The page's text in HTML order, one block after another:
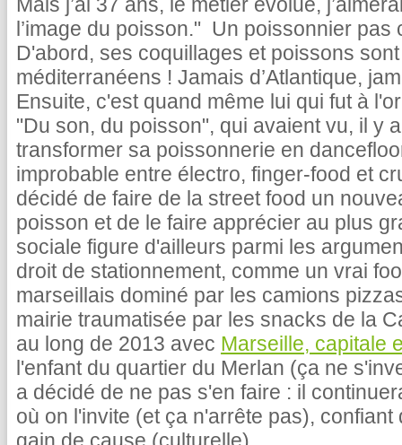
l’image du poisson." Un poissonnier pas
D'abord, ses coquillages et poissons
méditerranéens ! Jamais d’Atlantique,
Ensuite, c'est quand même lui qui fut à
"Du son, du poisson", qui avaient vu, il y
transformer sa poissonnerie en
improbable entre électro, finger-food et
décidé de faire de la street food un
poisson et de le faire apprécier au plus
sociale figure d'ailleurs parmi les
droit de stationnement, comme un vrai
marseillais dominé par les camions
mairie traumatisée par les snacks de la
au long de 2013 avec Marseille, capitale
l'enfant du quartier du Merlan (ça ne
a décidé de ne pas s'en faire : il
où on l'invite (et ça n'arrête pas),